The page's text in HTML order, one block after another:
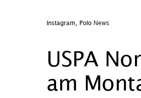
Instagram Polo News
USPA
am